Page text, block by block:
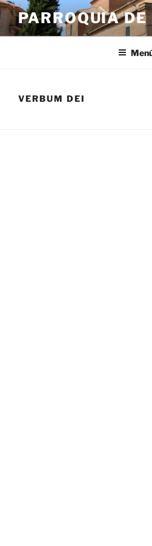
Saltar
contenido
PARROQUIA DE
VERBUM DEI